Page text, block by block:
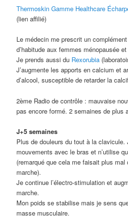
Thermoskin Gamme Healthcare
(lien affilié)
Le médecin me prescrit un
d’habitude aux femmes ménopausée
Je prends aussi du Rexorubia
J’augmente les apports en calcium et
d’alcool, susceptible de retarder la
2ème Radio de contrôle : mauvaise
pas encore formé. 2 semaines de plus
J+5 semaines
Plus de douleurs du tout à la
mouvements avec le bras et n’utilise
(remarqué que cela me faisait plus mal
marche).
Je continue l’électro-stimulation et
marche.
Mon poids se stabilise mais je sens
masse musculaire.